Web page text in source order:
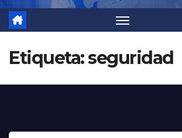
Etiqueta:seguridad